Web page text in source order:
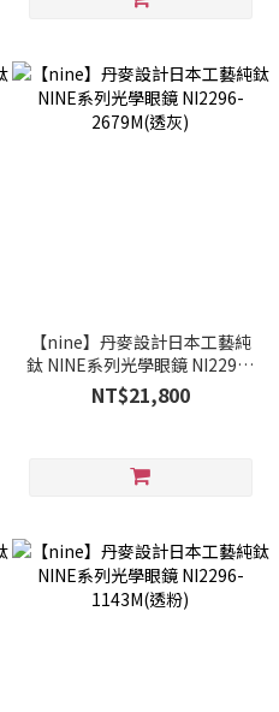
【nine】丹麥設計日本工藝純
鈦 NINE系列光學眼鏡 NI2296-
2679M(透灰)
NT$21,800